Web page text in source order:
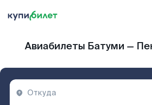
Авиабилеты Батуми —